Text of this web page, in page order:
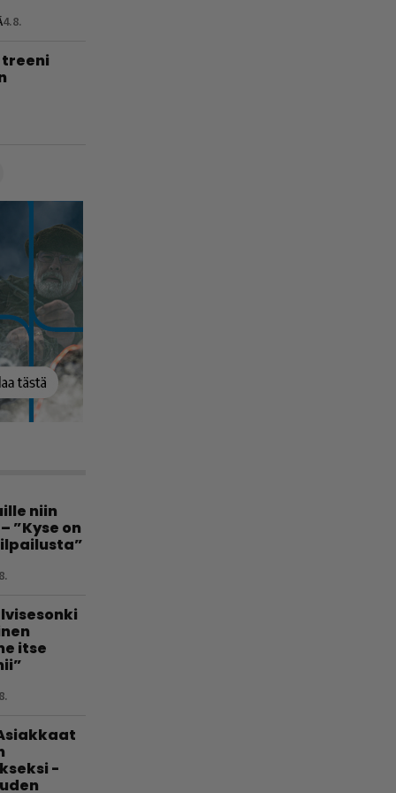
4.8.
niin
”Kyse on
itse
-